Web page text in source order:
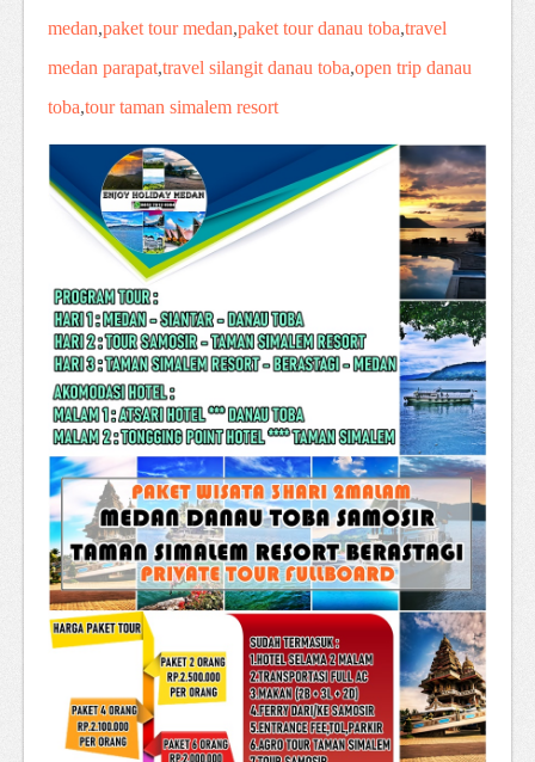
medan,paket tour medan,paket tour danau toba,travel
medan parapat,travel silangit danau toba,open trip danau
toba,tour taman simalem resort